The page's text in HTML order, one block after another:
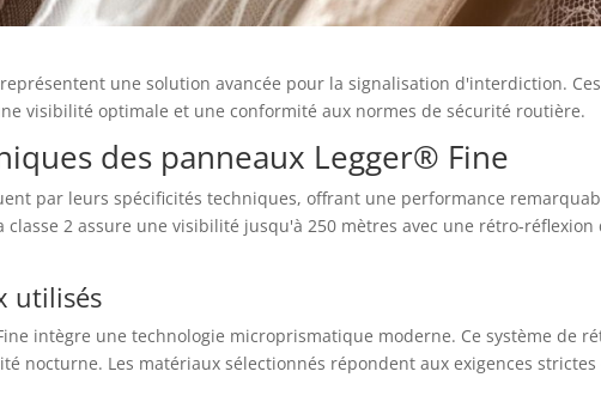
une solution avancée pour la signalisation d'interdiction. Ces
visibilité optimale et une conformité aux normes de sécurité routière.
des panneaux Legger® Fine
par leurs spécificités techniques, offrant une performance
2 assure une visibilité jusqu'à 250 mètres avec une rétro-réflexion
utilisés
intègre une technologie microprismatique moderne. Ce système de
nocturne. Les matériaux sélectionnés répondent aux exigences strictes